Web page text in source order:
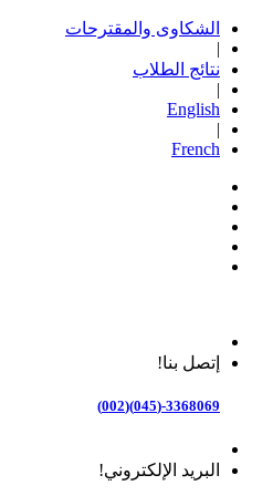
الشكاوى والمقترحات
|
نتائج الطلاب
|
English
|
French
إتصل بنا!
3368069-(045)(002)
البريد الإلكتروني!